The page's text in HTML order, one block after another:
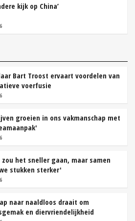
kijk op China’
Bart Troost ervaart voordelen van
voerfusie
groeien in ons vakmanschap met
zou het sneller gaan, maar samen
stukken sterker'
naar naaldloos draait om
en diervriendelijkheid